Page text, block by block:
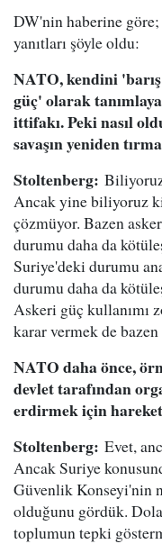
DW'nin haberine
yanıtları şöyle oldu:
NATO, kendini
güç' olarak
ittifakı. Peki nasıl
savaşın yeniden
Stoltenberg:
Ancak yine biliyoruz
çözmüyor. Bazen
durumu daha da
Suriye'deki durumu
durumu daha da
Askeri güç kullanımı
karar vermek de
NATO daha önce,
devlet tarafından
erdirmek için
Stoltenberg: Evet,
Ancak Suriye
Güvenlik Konseyi'nin
olduğunu gördük.
toplumun tepki